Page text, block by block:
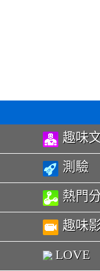
趣味
測驗
熱門
趣味
LOVE